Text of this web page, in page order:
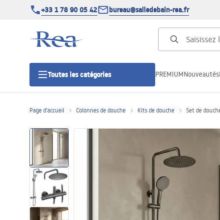
+33 1 78 90 05 42 bureau@salledebain-rea.fr
Toutes les catégories
Portes de douche
Receveurs de douche
Caniveaux de douche
PREMIUMNouveautés
Page d'accueil Colonnes de douche Kits de douche Set de